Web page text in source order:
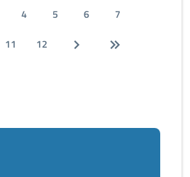
4 5 6
7
11 12